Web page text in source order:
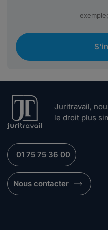
Juritravail,
le droit plus
01 75 75 36 00
Nous contacter